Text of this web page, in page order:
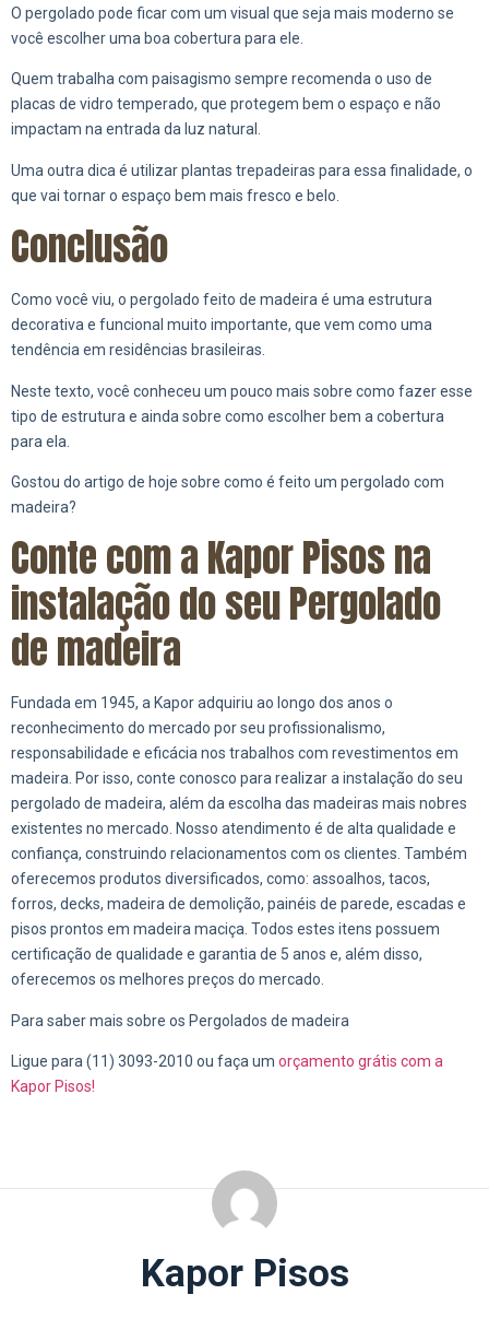
O pergolado pode ficar com um visual que seja mais moderno se
você escolher uma boa cobertura para ele.
Quem trabalha com paisagismo sempre recomenda o uso de
placas de vidro temperado, que protegem bem o espaço e não
impactam na entrada da luz natural.
Uma outra dica é utilizar plantas trepadeiras para essa finalidade, o
que vai tornar o espaço bem mais fresco e belo.
Conclusão
Como você viu, o pergolado feito de madeira é uma estrutura
decorativa e funcional muito importante, que vem como uma
tendência em residências brasileiras.
Neste texto, você conheceu um pouco mais sobre como fazer esse
tipo de estrutura e ainda sobre como escolher bem a cobertura
para ela.
Gostou do artigo de hoje sobre como é feito um pergolado com
madeira?
Conte com a Kapor Pisos na
instalação do seu Pergolado
de madeira
Fundada em 1945, a Kapor adquiriu ao longo dos anos o
reconhecimento do mercado por seu profissionalismo,
responsabilidade e eficácia nos trabalhos com revestimentos em
madeira. Por isso, conte conosco para realizar a instalação do seu
pergolado de madeira, além da escolha das madeiras mais nobres
existentes no mercado. Nosso atendimento é de alta qualidade e
confiança, construindo relacionamentos com os clientes. Também
oferecemos produtos diversificados, como: assoalhos, tacos,
forros, decks, madeira de demolição, painéis de parede, escadas e
pisos prontos em madeira maciça. Todos estes itens possuem
certificação de qualidade e garantia de 5 anos e, além disso,
oferecemos os melhores preços do mercado.
Para saber mais sobre os Pergolados de madeira
Ligue para (11) 3093-2010 ou faça um orçamento grátis com a
Kapor Pisos!
Kapor Pisos